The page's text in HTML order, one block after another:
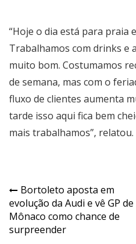
“Hoje o dia está para praia
Trabalhamos com drinks e
muito bom. Costumamos
de semana, mas com o
fluxo de clientes aumenta
tarde isso aqui fica bem
mais trabalhamos”, relatou.
Navegação
de
Post
Bortoleto aposta em
evolução da Audi e vê GP de
Mônaco como chance de
surpreender